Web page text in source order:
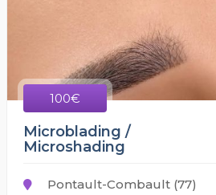
100€
Microblading /
Microshading
Pontault-Combault (77)